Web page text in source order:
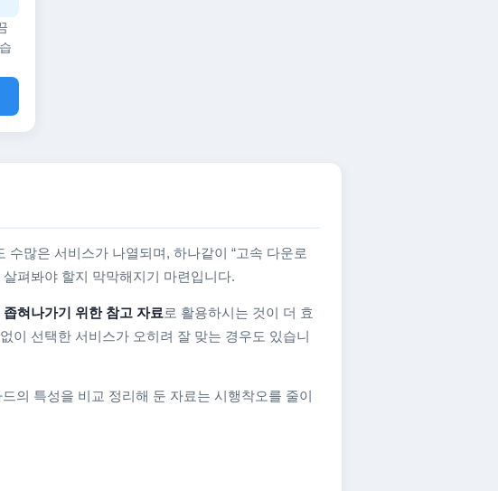
많은 서비스가 나열되며, 하나같이 “고속 다운로
펴봐야 할지 막막해지기 마련입니다.
혀나가기 위한 참고 자료 로 활용하시는 것이 더 효
이 선택한 서비스가 오히려 잘 맞는 경우도 있습니
의 특성을 비교 정리해 둔 자료는 시행착오를 줄이